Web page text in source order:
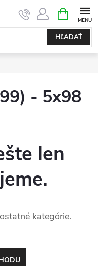
HĽADAŤ
KOŠÍK
- 5x98
len
kategórie.